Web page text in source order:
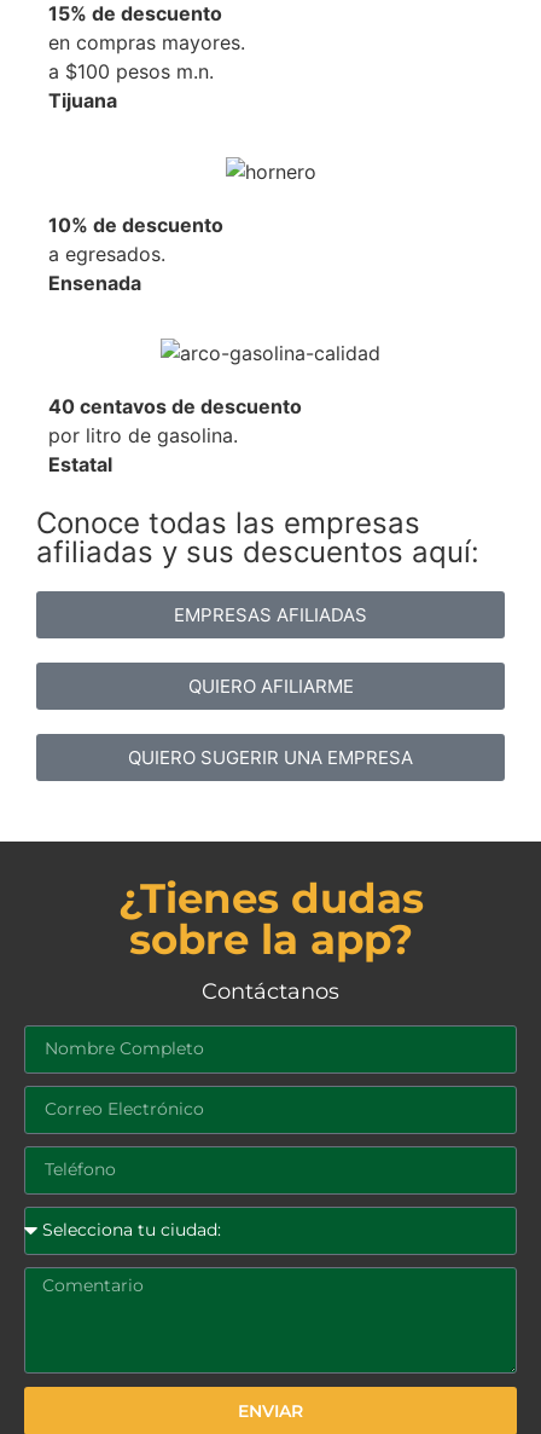
15% de descuento
en compras mayores.
a $100 pesos m.n.
Tijuana
10% de descuento
a egresados.
Ensenada
40 centavos de descuento
por litro de gasolina.
Estatal
Conoce todas las empresas
afiliadas y sus descuentos aquí:
EMPRESAS AFILIADAS
QUIERO AFILIARME
QUIERO SUGERIR UNA EMPRESA
¿Tienes dudas
sobre la app?
Contáctanos
ENVIAR